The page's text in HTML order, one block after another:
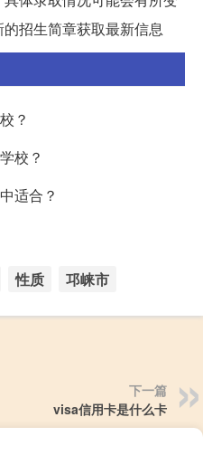
招生简章获取最新信息
？
校？
适合？
性质 邛崃市
下一篇
visa信用卡是什么卡